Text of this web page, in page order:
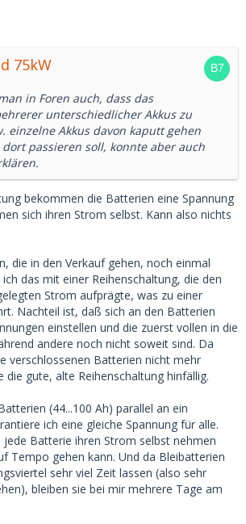
75kW
in Foren auch, dass das
unterschiedlicher Akkus zu
einzelne Akkus davon kaputt gehen
dort passieren soll, konnte aber auch
bekommen die Batterien eine Spannung
sich ihren Strom selbst. Kann also nichts
die in den Verkauf gehen, noch einmal
das mit einer Reihenschaltung, die den
Strom aufprägte, was zu einer
Nachteil ist, daß sich an den Batterien
einstellen und die zuerst vollen in die
andere noch nicht soweit sind. Da
verschlossenen Batterien nicht mehr
gute, alte Reihenschaltung hinfällig.
(44...100 Ah) parallel an ein
ich eine gleiche Spannung für alle.
Batterie ihren Strom selbst nehmen
Tempo gehen kann. Und da Bleibatterien
sehr viel Zeit lassen (also sehr
bleiben sie bei mir mehrere Tage am